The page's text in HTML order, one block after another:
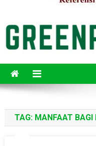
TAG: MANFAAT BAGI